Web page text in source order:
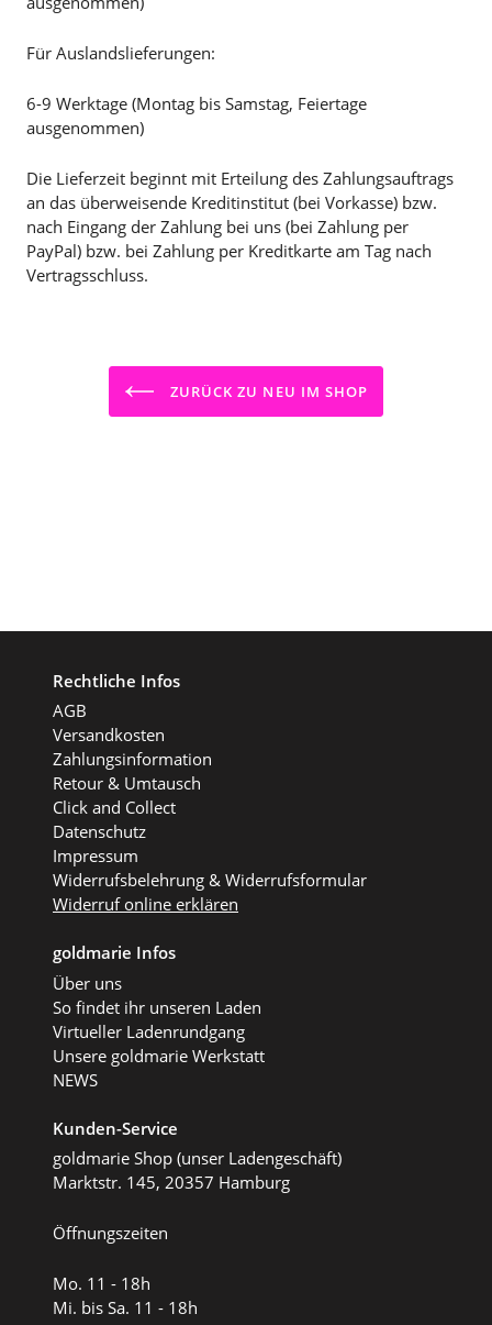
Für Auslandslieferungen:
6-9 Werktage (Montag bis Samstag, Feiertage
ausgenommen)
Die Lieferzeit beginnt mit Erteilung des Zahlungsauftrags
an das überweisende Kreditinstitut (bei Vorkasse) bzw.
nach Eingang der Zahlung bei uns (bei Zahlung per
PayPal) bzw. bei Zahlung per Kreditkarte am Tag nach
Vertragsschluss.
ZURÜCK ZU NEU IM SHOP
Rechtliche Infos
AGB
Versandkosten
Zahlungsinformation
Retour & Umtausch
Click and Collect
Datenschutz
Impressum
Widerrufsbelehrung & Widerrufsformular
Widerruf online erklären
goldmarie Infos
Über uns
So findet ihr unseren Laden
Virtueller Ladenrundgang
Unsere goldmarie Werkstatt
NEWS
Kunden-Service
goldmarie Shop (unser Ladengeschäft)
Marktstr. 145, 20357 Hamburg
Öffnungszeiten
Mo. 11 - 18h
Mi. bis Sa. 11 - 18h